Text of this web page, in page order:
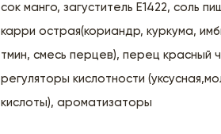
сок манго, загуститель Е1422, соль
карри острая(кориандр, куркума,
тмин, смесь перцев), перец красный
регуляторы кислотности
кислоты), ароматизаторы